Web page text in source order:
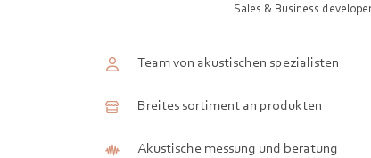
Sales & Business
Team von akustischen spezialisten
Breites sortiment an produkten
Akustische messung und beratung